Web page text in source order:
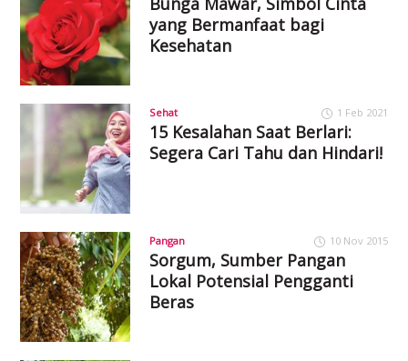
yang Bermanfaat bagi
Kesehatan
Sehat 1 Feb 2021
15 Kesalahan Saat Berlari:
Segera Cari Tahu dan Hindari!
Pangan 10 Nov 2015
Sorgum, Sumber Pangan
Lokal Potensial Pengganti
Beras